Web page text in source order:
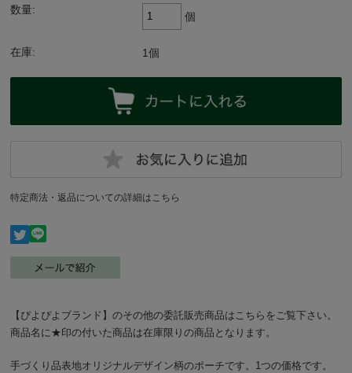
数量:
個
在庫: 1個
特定商法・返品についての詳細はこちら
【ぴよぴよブランド】のその他の委託販売商品はこちらをご覧下さい。
商品名に★印の付いた商品は在庫限りの商品となります。
手づくり品表地オリジナルデザイン柄のポーチです。1つの価格です。